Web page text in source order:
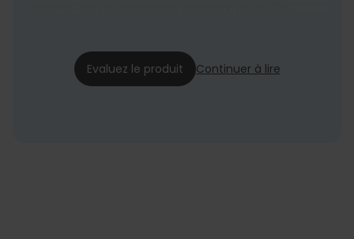
Evaluez le produit Continuer à lire